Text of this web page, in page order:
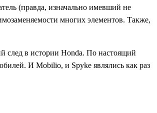
(правда, изначально имевший не
многих элементов. Также,
след в истории Honda. По настоящий
И Mobilio, и Spyke являлись как раз